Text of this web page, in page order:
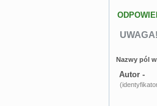
Nazwy pól
Autor -